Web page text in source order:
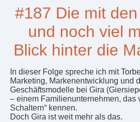
#187 Die mit
und noch viel
Blick hinter die
In dieser Folge spreche ich mit
Marketing, Markenentwicklung und
Geschäftsmodelle bei Gira
– einem Familienunternehmen, das
Schaltern“ kennen.
Doch Gira ist weit mehr als das.